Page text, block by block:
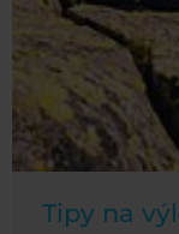
Tipy na